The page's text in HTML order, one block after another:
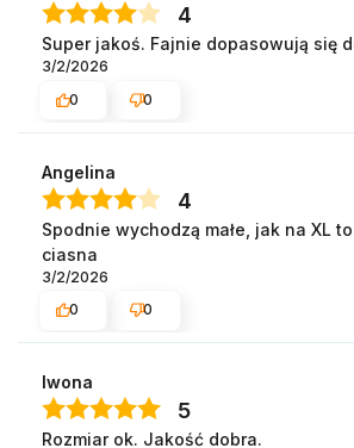
4
Super jakoś. Fajnie dopasowują się
3/2/2026
0
0
Angelina
4
Spodnie wychodzą małe, jak na XL
ciasna
3/2/2026
0
0
Iwona
5
Rozmiar ok. Jakość dobra.